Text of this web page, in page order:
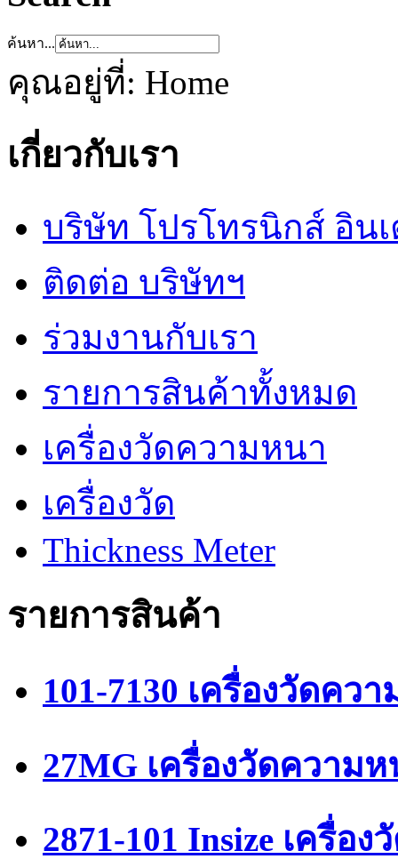
ค้นหา...
คุณอยู่ที่: Home
เกี่ยวกับเรา
บริษัท โปรโทรนิกส์ อิน
ติดต่อ บริษัทฯ
ร่วมงานกับเรา
รายการสินค้าทั้งหมด
เครื่องวัดความหนา
เครื่องวัด
Thickness Meter
รายการสินค้า
101-7130 เครื่องวัดคว
27MG เครื่องวัดความห
2871-101 Insize เครื่อ